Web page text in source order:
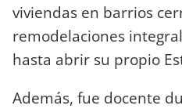
viviendas en barrios
remodelaciones
hasta abrir su propio
Además, fue docente